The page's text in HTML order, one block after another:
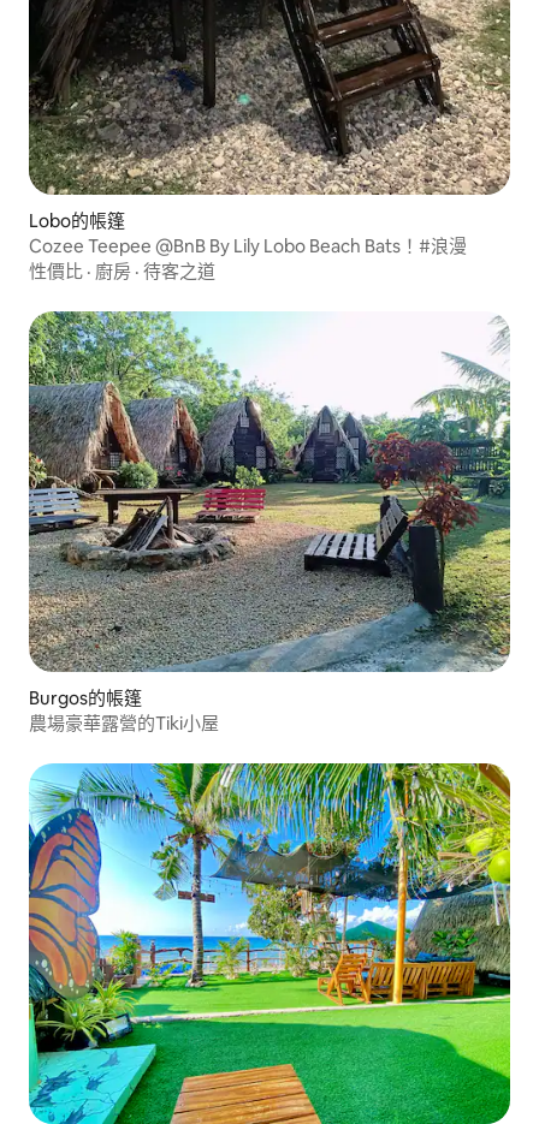
Lobo的帳篷
Cozee Teepee @BnB By Lily Lobo Beach Bats！#浪漫
性價比 · 廚房 · 待客之道
Burgos的帳篷
農場豪華露營的Tiki小屋